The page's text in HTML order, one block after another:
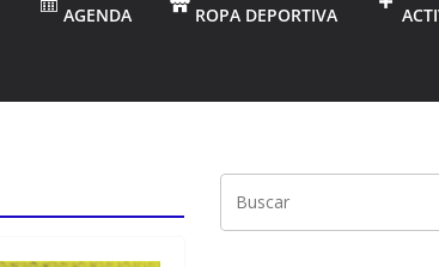
AGENDA ROPA DEPORTIVA